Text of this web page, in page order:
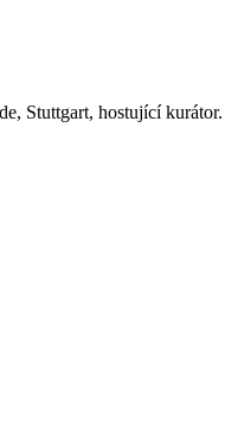
Stuttgart, hostující kurátor.